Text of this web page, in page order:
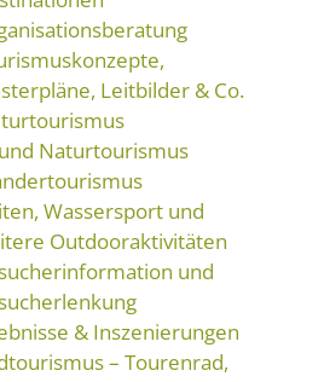
Leitbilder & Co.
Naturtourismus
Wassersport und
Outdooraktivitäten
und
& Inszenierungen
– Tourenrad,